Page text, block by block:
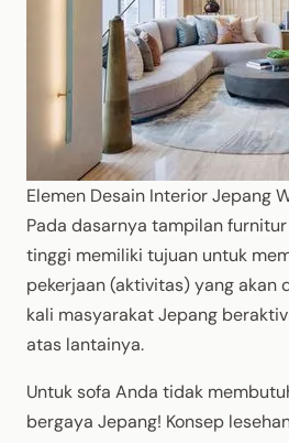
Elemen Desain Interior Jepang
Pada dasarnya tampilan
tinggi memiliki tujuan untuk
pekerjaan (aktivitas) yang akan
kali masyarakat Jepang
atas lantainya.
Untuk sofa Anda tidak
bergaya Jepang! Konsep